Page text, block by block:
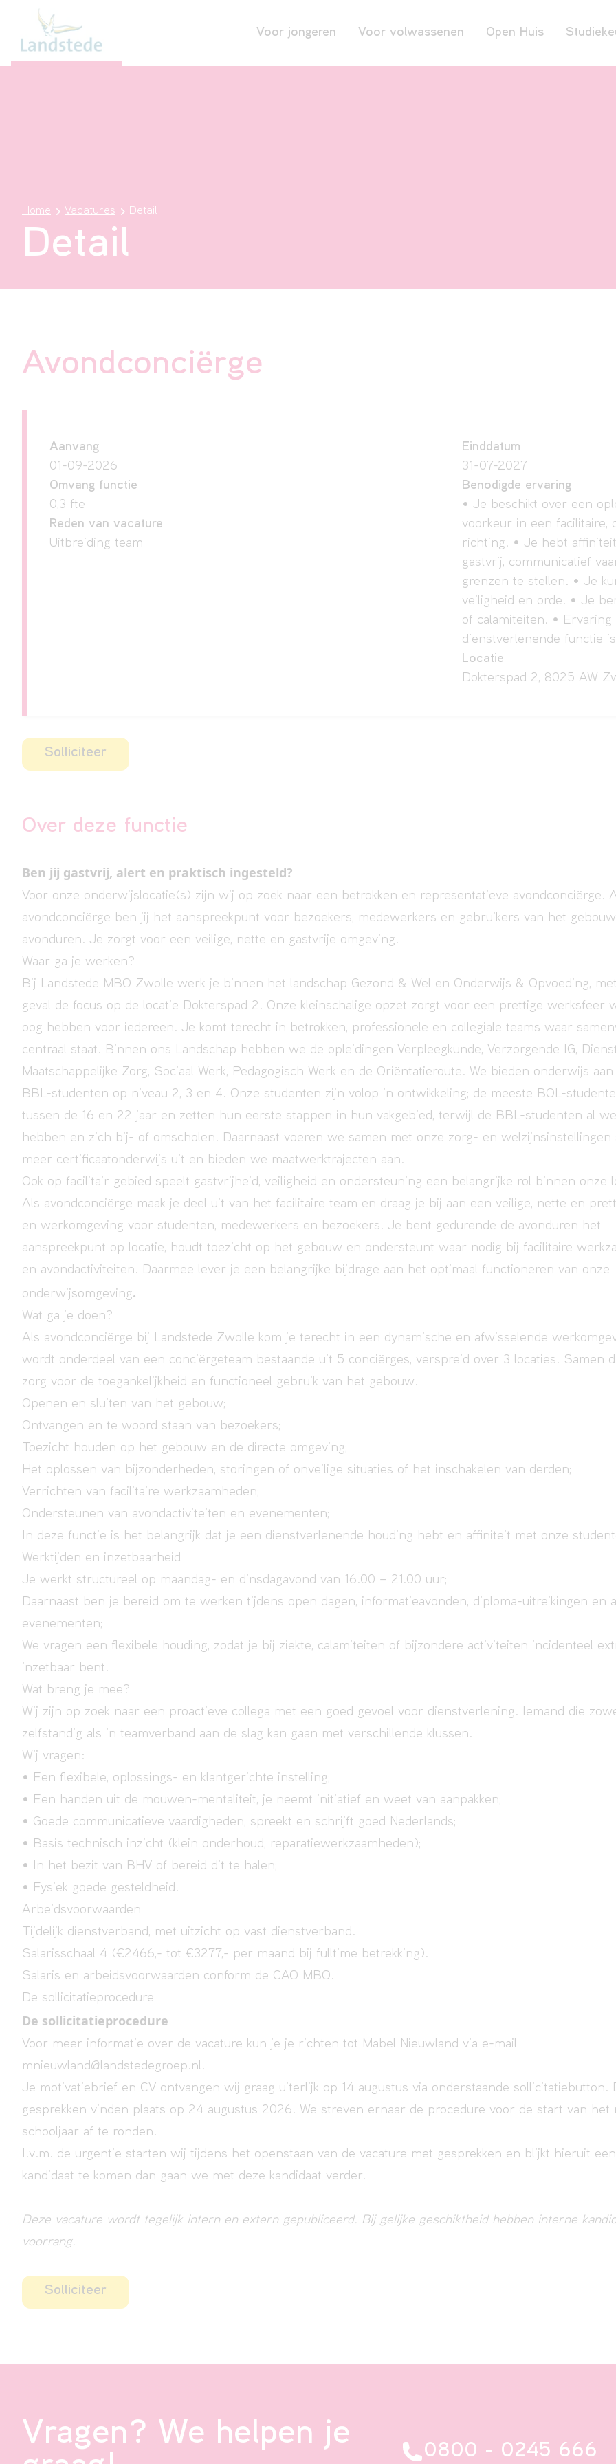
Voor jongeren Voor volwassenen Open Huis
Home Vacatures Detail
Detail
Avondconciërge
Aanvang
01-09-2026
Omvang functie
0,3 fte
Reden van vacature
Uitbreiding team
Einddatum
31-07-2027
Benodigde ervaring
• Je beschikt over een
voorkeur in een facilitaire,
richting. • Je hebt
gastvrij, communicatief
grenzen te stellen. • Je
veiligheid en orde. • Je
of calamiteiten. •
dienstverlenende functie
Locatie
Dokterspad 2, 8025 AW
Solliciteer
Over deze functie
Ben jij gastvrij, alert en praktisch ingesteld?
Voor onze onderwijslocatie(s) zijn wij op zoek naar een betrokken en representatieve avondconciërge.
avondconciërge ben jij het aanspreekpunt voor bezoekers, medewerkers en gebruikers van het
avonduren. Je zorgt voor een veilige, nette en gastvrije omgeving.
Waar ga je werken?
Bij Landstede MBO Zwolle werk je binnen het landschap Gezond & Wel en Onderwijs & Opvoeding,
geval de focus op de locatie Dokterspad 2. Onze kleinschalige opzet zorgt voor een prettige werksfeer
oog hebben voor iedereen. Je komt terecht in betrokken, professionele en collegiale teams waar
centraal staat. Binnen ons Landschap hebben we de opleidingen Verpleegkunde, Verzorgende IG,
Maatschappelijke Zorg, Sociaal Werk, Pedagogisch Werk en de Oriëntatieroute. We bieden onderwijs
BBL-studenten op niveau 2, 3 en 4. Onze studenten zijn volop in ontwikkeling; de meeste BOL-
tussen de 16 en 22 jaar en zetten hun eerste stappen in hun vakgebied, terwijl de BBL-studenten al
hebben en zich bij- of omscholen. Daarnaast voeren we samen met onze zorg- en welzijnsinstellingen
meer certificaatonderwijs uit en bieden we maatwerktrajecten aan.
Ook op facilitair gebied speelt gastvrijheid, veiligheid en ondersteuning een belangrijke rol binnen onze
Als avondconciërge maak je deel uit van het facilitaire team en draag je bij aan een veilige, nette en
en werkomgeving voor studenten, medewerkers en bezoekers. Je bent gedurende de avonduren het
aanspreekpunt op locatie, houdt toezicht op het gebouw en ondersteunt waar nodig bij facilitaire
en avondactiviteiten. Daarmee lever je een belangrijke bijdrage aan het optimaal functioneren van onze
onderwijsomgeving.
Wat ga je doen?
Als avondconciërge bij Landstede Zwolle kom je terecht in een dynamische en afwisselende
wordt onderdeel van een conciërgeteam bestaande uit 5 conciërges, verspreid over 3 locaties. Samen
zorg voor de toegankelijkheid en functioneel gebruik van het gebouw.
Openen en sluiten van het gebouw;
Ontvangen en te woord staan van bezoekers;
Toezicht houden op het gebouw en de directe omgeving;
Het oplossen van bijzonderheden, storingen of onveilige situaties of het inschakelen van derden;
Verrichten van facilitaire werkzaamheden;
Ondersteunen van avondactiviteiten en evenementen;
In deze functie is het belangrijk dat je een dienstverlenende houding hebt en affiniteit met onze
Werktijden en inzetbaarheid
Je werkt structureel op maandag- en dinsdagavond van 16.00 – 21.00 uur;
Daarnaast ben je bereid om te werken tijdens open dagen, informatieavonden, diploma-uitreikingen en
evenementen;
We vragen een flexibele houding, zodat je bij ziekte, calamiteiten of bijzondere activiteiten incidenteel
inzetbaar bent.
Wat breng je mee?
Wij zijn op zoek naar een proactieve collega met een goed gevoel voor dienstverlening. Iemand die
zelfstandig als in teamverband aan de slag kan gaan met verschillende klussen.
Wij vragen:
• Een flexibele, oplossings- en klantgerichte instelling;
• Een handen uit de mouwen-mentaliteit, je neemt initiatief en weet van aanpakken;
• Goede communicatieve vaardigheden, spreekt en schrijft goed Nederlands;
• Basis technisch inzicht (klein onderhoud, reparatiewerkzaamheden);
• In het bezit van BHV of bereid dit te halen;
• Fysiek goede gesteldheid.
Arbeidsvoorwaarden
Tijdelijk dienstverband, met uitzicht op vast dienstverband.
Salarisschaal 4 (€2466,- tot €3277,- per maand bij fulltime betrekking).
Salaris en arbeidsvoorwaarden conform de CAO MBO.
De sollicitatieprocedure
De sollicitatieprocedure
Voor meer informatie over de vacature kun je je richten tot Mabel Nieuwland via e-mail
mnieuwland@landstedegroep.nl.
Je motivatiebrief en CV ontvangen wij graag uiterlijk op 14 augustus via onderstaande sollicitatiebutton.
gesprekken vinden plaats op 24 augustus 2026. We streven ernaar de procedure voor de start van het
schooljaar af te ronden.
I.v.m. de urgentie starten wij tijdens het openstaan van de vacature met gesprekken en blijkt hieruit
kandidaat te komen dan gaan we met deze kandidaat verder.
Deze vacature wordt tegelijk intern en extern gepubliceerd. Bij gelijke geschiktheid hebben interne
voorrang.
Solliciteer
Vragen? We helpen je
0800 - 0245 666